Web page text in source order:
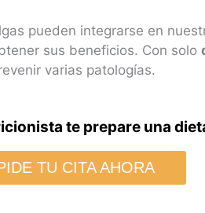
pueden integrarse en
sus beneficios. Con solo
varias patologías​.
te prepare una
TU CITA AHORA